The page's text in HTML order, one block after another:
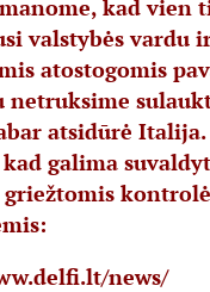
kad vien
valstybės vardu
atostogomis
netruksime
atsidūrė Italija.
galima
news/